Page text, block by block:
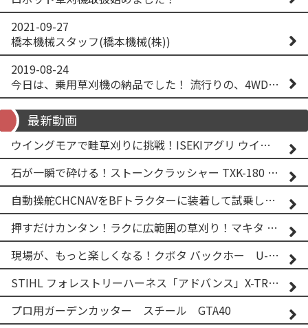
2021-09-27
橋本機械スタッフ(橋本機械(株))
2019-08-24
今日は、乗用草刈機の納品でした！ 流行りの、4WD！ #イセキアグリ #オーレック #四駆 #増税間近
最新動画
ウイングモアで畦草刈りに挑戦！ISEKIアグリ ウイングモア WM746AF
石が一瞬で砕ける！ストーンクラッシャー TXK-180 実演
自動操舵CHCNAVをBFトラクターに装着して試乗してみた！！ CHCNAV NX610
押すだけカンタン！ラクに広範囲の草刈り！マキタ バッテリー式草刈り機 MUG001G 2
現場が、もっと楽しくなる！クボタ バックホー U-25-3A
STIHL フォレストリーハーネス「アドバンス」X-TREEm
プロ用ガーデンカッター スチール GTA40